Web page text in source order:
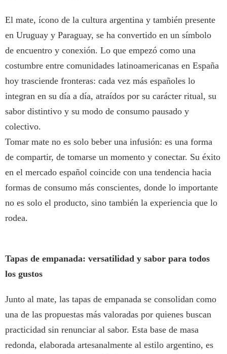
El mate, ícono de la cultura argentina y también presente
en Uruguay y Paraguay, se ha convertido en un símbolo
de encuentro y conexión. Lo que empezó como una
costumbre entre comunidades latinoamericanas en España
hoy trasciende fronteras: cada vez más españoles lo
integran en su día a día, atraídos por su carácter ritual, su
sabor distintivo y su modo de consumo pausado y
colectivo.
Tomar mate no es solo beber una infusión: es una forma
de compartir, de tomarse un momento y conectar. Su éxito
en el mercado español coincide con una tendencia hacia
formas de consumo más conscientes, donde lo importante
no es solo el producto, sino también la experiencia que lo
rodea.
Tapas de empanada: versatilidad y sabor para todos
los gustos
Junto al mate, las tapas de empanada se consolidan como
una de las propuestas más valoradas por quienes buscan
practicidad sin renunciar al sabor. Esta base de masa
redonda, elaborada artesanalmente al estilo argentino, es